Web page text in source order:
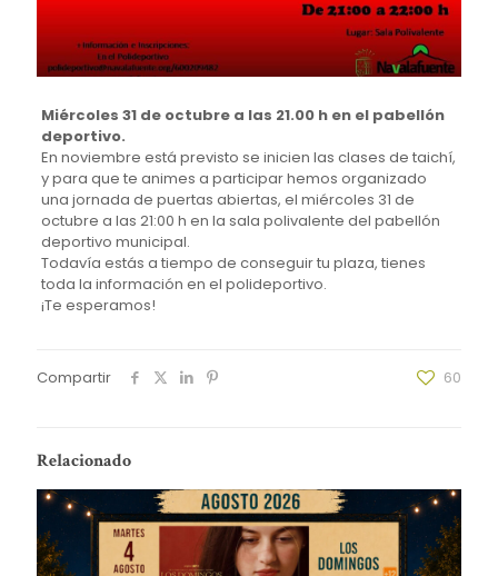
Miércoles 31 de octubre a las 21.00 h en el pabellón
deportivo.
En noviembre está previsto se inicien las clases de taichí,
y para que te animes a participar hemos organizado
una jornada de puertas abiertas, el miércoles 31 de
octubre a las 21:00 h en la sala polivalente del pabellón
deportivo municipal.
Todavía estás a tiempo de conseguir tu plaza, tienes
toda la información en el polideportivo.
¡Te esperamos!
Compartir 60
Relacionado